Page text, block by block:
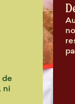
de
ni